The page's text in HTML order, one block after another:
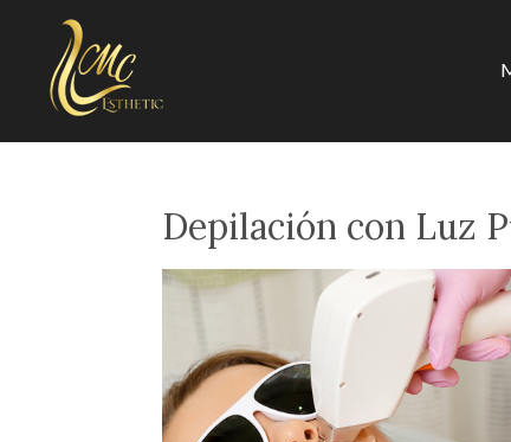
contenido
principal
Depilación con Luz